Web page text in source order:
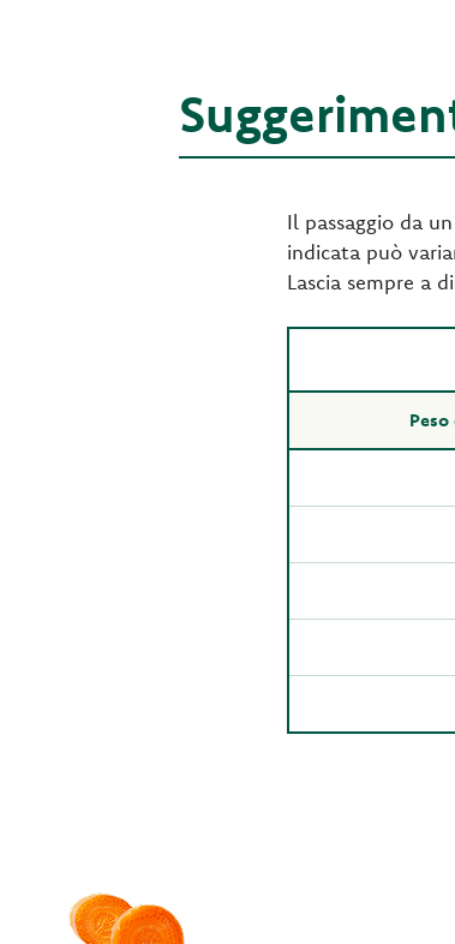
Il passaggio da
indicata può
Lascia sempre a